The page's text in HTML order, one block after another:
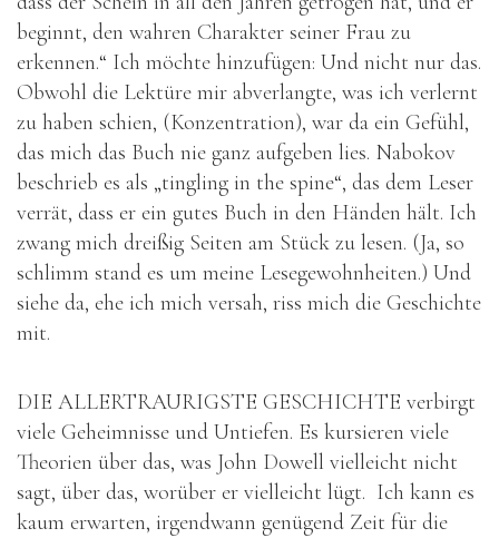
beginnt, den wahren Charakter seiner Frau zu
erkennen.“ Ich möchte hinzufügen: Und nicht nur das.
Obwohl die Lektüre mir abverlangte, was ich verlernt
zu haben schien, (Konzentration), war da ein Gefühl,
das mich das Buch nie ganz aufgeben lies. Nabokov
beschrieb es als „tingling in the spine“, das dem Leser
verrät, dass er ein gutes Buch in den Händen hält. Ich
zwang mich dreißig Seiten am Stück zu lesen. (Ja, so
schlimm stand es um meine Lesegewohnheiten.) Und
siehe da, ehe ich mich versah, riss mich die Geschichte
mit.
DIE ALLERTRAURIGSTE GESCHICHTE verbirgt
viele Geheimnisse und Untiefen. Es kursieren viele
Theorien über das, was John Dowell vielleicht nicht
sagt, über das, worüber er vielleicht lügt. Ich kann es
kaum erwarten, irgendwann genügend Zeit für die